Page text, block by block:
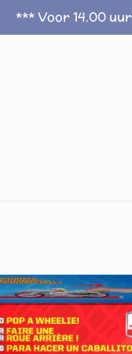
*** Voor 14.00